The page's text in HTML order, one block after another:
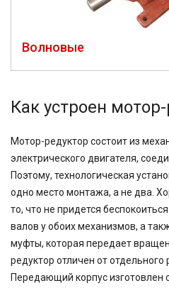
Волновые
Как устроен
Мотор-редуктор состоит из
электрического двигателя,
Поэтому, технологическая
одно место монтажа, а не два.
то, что не придется
валов у обоих механизмов, а
муфты, которая передает
редуктор отличен от отдельного
Передающий корпус изготовлен